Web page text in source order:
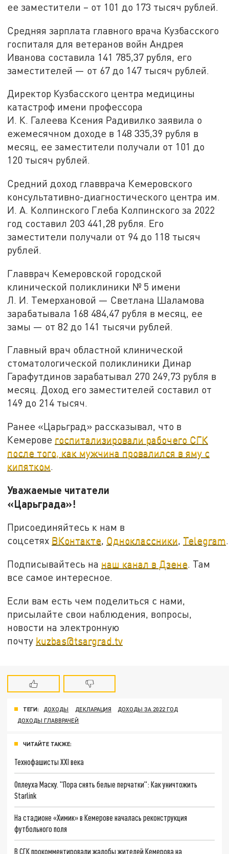
ее заместители – от 101 до 173 тысяч рублей.
Средняя зарплата главного врача Кузбасского
госпиталя для ветеранов войн Андрея
Иванова составила 141 785,37 рубля, его
заместителей — от 67 до 147 тысяч рублей.
Директор Кузбасского центра медицины
катастроф имени профессора
И. К. Галеева Ксения Радивилко заявила о
ежемесячном доходе в 148 335,39 рубля в
месяц, ее заместители получали от 101 до
120 тысяч рублей.
Средний доход главврача Кемеровского
консультативно-диагностического центра им.
И. А. Колпинского Глеба Колпинского за 2022
год составил 203 441,28 рубля. Его
заместители получали от 94 до 118 тысяч
рублей.
Главврач Кемеровской городской
клинической поликлиники № 5 имени
Л. И. Темерхановой — Светлана Шаламова
зарабатывала 168 484,47 рубля в месяц, ее
замы — от 82 до 141 тысячи рублей.
Главный врач областной клинической
стоматологической поликлиники Динар
Гарафутдинов зарабатывал 270 249,73 рубля в
месяц. Доход его заместителей составил от
149 до 214 тысяч.
Ранее «Царьград» рассказывал, что в
Кемерове госпитализировали рабочего СГК
после того, как мужчина провалился в яму с
кипятком.
Уважаемые читатели
«Царьграда»!
Присоединяйтесь к нам в
соцсетях ВКонтакте, Одноклассники, Telegram.
Подписывайтесь на наш канал в Дзене. Там
все самое интересное.
Если вам есть чем поделиться с нами,
присылайте свои наблюдения, вопросы,
новости на электронную
почту kuzbas@tsargrad.tv
ТЕГИ: ДОХОДЫ ДЕКЛАРАЦИЯ
ДОХОДЫ ЗА 2022 ГОД
ДОХОДЫ ГЛАВВРАЧЕЙ
ЧИТАЙТЕ ТАКЖЕ:
Технофашисты XXI века
Оплеуха Маску. "Пора снять белые перчатки": Как уничтожить
Starlink
На стадионе «Химик» в Кемерове началась реконструкция
футбольного поля
В СГК прокомментировали жалобы жителей Кемерова на